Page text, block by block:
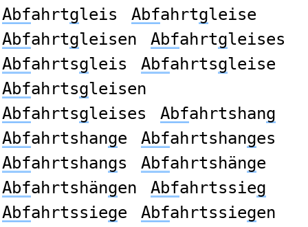
Abfahrtgleis Abfahrtgleise
Abfahrtgleisen Abfahrtgleises
Abfahrtsgleis Abfahrtsgleise
Abfahrtsgleisen
Abfahrtsgleises Abfahrtshang
Abfahrtshange Abfahrtshanges
Abfahrtshangs Abfahrtshänge
Abfahrtshängen Abfahrtssieg
Abfahrtssiege Abfahrtssiegen